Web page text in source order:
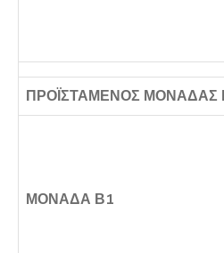
ΠΡΟΪΣΤΑΜΕΝΟΣ ΜΟΝΑΔΑΣ
ΜΟΝΑΔΑ Β1